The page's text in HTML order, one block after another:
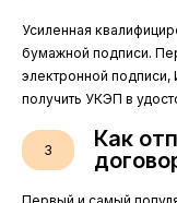
Усиленная
бумажной подписи.
электронной
получить УКЭП в
3
Как